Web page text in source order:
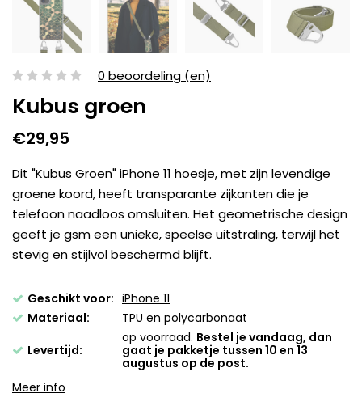
0 beoordeling (en)
Kubus groen
€29,95
Dit "Kubus Groen" iPhone 11 hoesje, met zijn levendige
groene koord, heeft transparante zijkanten die je
telefoon naadloos omsluiten. Het geometrische design
geeft je gsm een unieke, speelse uitstraling, terwijl het
stevig en stijlvol beschermd blijft.
Geschikt voor: iPhone 11
Materiaal:
TPU en polycarbonaat
Levertijd:
op voorraad. Bestel je vandaag, dan
gaat je pakketje tussen 10 en 13
augustus op de post.
Meer info